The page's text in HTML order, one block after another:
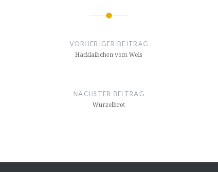
NavigationVORHERIGER BEITRAG
Hacklaibchen vom Wels
NÄCHSTER BEITRAG
Wurzelbrot